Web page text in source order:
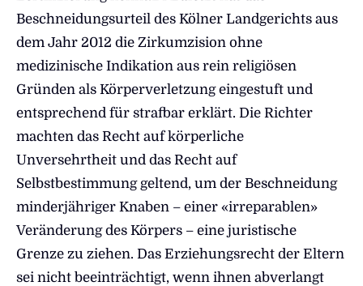
Beschneidungsurteil des Kölner Landgerichts aus
dem Jahr 2012 die Zirkumzision ohne
medizinische Indikation aus rein religiösen
Gründen als Körperverletzung eingestuft und
entsprechend für strafbar erklärt. Die Richter
machten das Recht auf körperliche
Unversehrtheit und das Recht auf
Selbstbestimmung geltend, um der Beschneidung
minderjähriger Knaben – einer «irreparablen»
Veränderung des Körpers – eine juristische
Grenze zu ziehen. Das Erziehungsrecht der Eltern
sei nicht beeinträchtigt, wenn ihnen abverlangt